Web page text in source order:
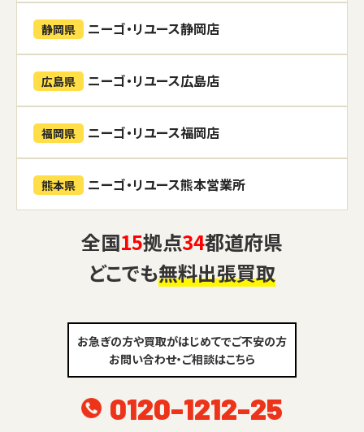
静岡県 ニーゴ・リユース静岡店
広島県 ニーゴ・リユース広島店
福岡県 ニーゴ・リユース福岡店
熊本県 ニーゴ・リユース熊本営業所
全国15拠点34都道府県
どこでも無料出張買取
お急ぎの方や買取がはじめてでご不安の方
お問い合わせ・ご相談はこちら
0120-1212-25